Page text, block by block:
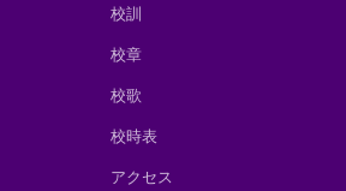
校訓
校章
校歌
校時表
アクセス